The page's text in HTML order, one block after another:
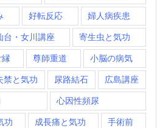
好転反応 婦人病疾患
台・女川講座 寄生虫と気功
尊師重道 小脳の病気
禁と気功 尿路結石 広島講座
心因性頻尿
功 成長痛と気功 手術前